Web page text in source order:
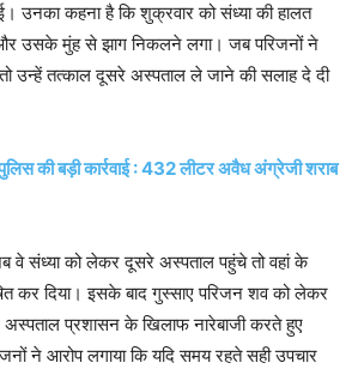
उनका कहना है कि शुक्रवार को संध्या की हालत
उसके मुंह से झाग निकलने लगा। जब परिजनों ने
तो उन्हें तत्काल दूसरे अस्पताल ले जाने की सलाह दे दी
की बड़ी कार्रवाई : 432 लीटर अवैध अंग्रेजी शराब
वे संध्या को लेकर दूसरे अस्पताल पहुंचे तो वहां के
कर दिया। इसके बाद गुस्साए परिजन शव को लेकर
अस्पताल प्रशासन के खिलाफ नारेबाजी करते हुए
ने आरोप लगाया कि यदि समय रहते सही उपचार